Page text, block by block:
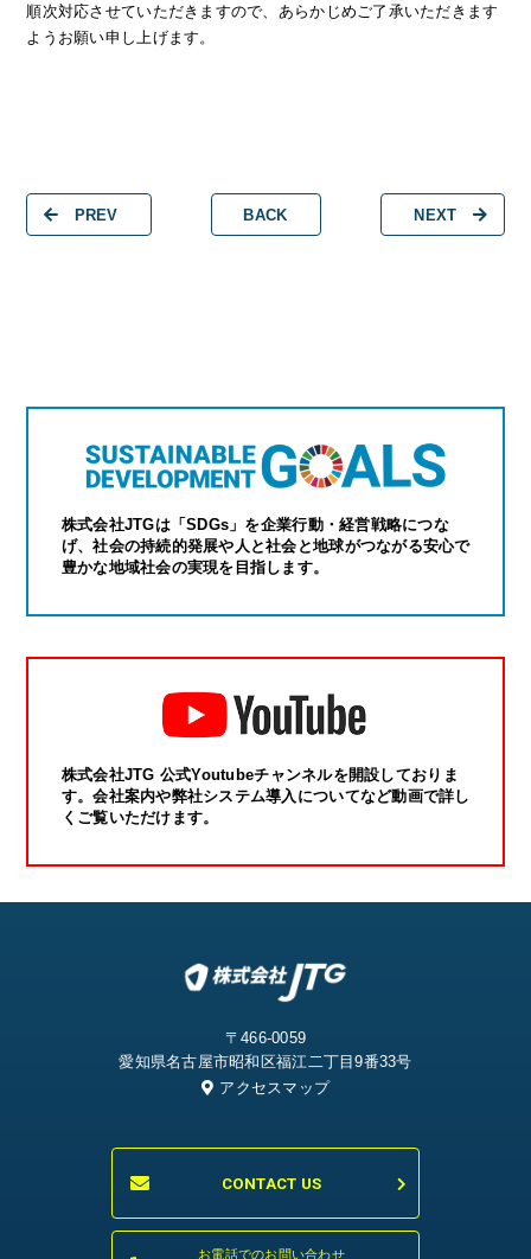
順次対応させていただきますので、あらかじめご了承いただきます
ようお願い申し上げます。
NEXT
BACK
PREV
株式会社JTGは「SDGs」を企業行動・経営戦略につな
げ、社会の持続的発展や人と社会と地球がつながる安心で
豊かな地域社会の実現を目指します。
株式会社JTG 公式Youtubeチャンネルを開設しておりま
す。会社案内や弊社システム導入についてなど動画で詳し
くご覧いただけます。
〒466-0059
愛知県名古屋市昭和区福江二丁目9番33号
アクセスマップ
CONTACT US
お電話でのお問い合わせ